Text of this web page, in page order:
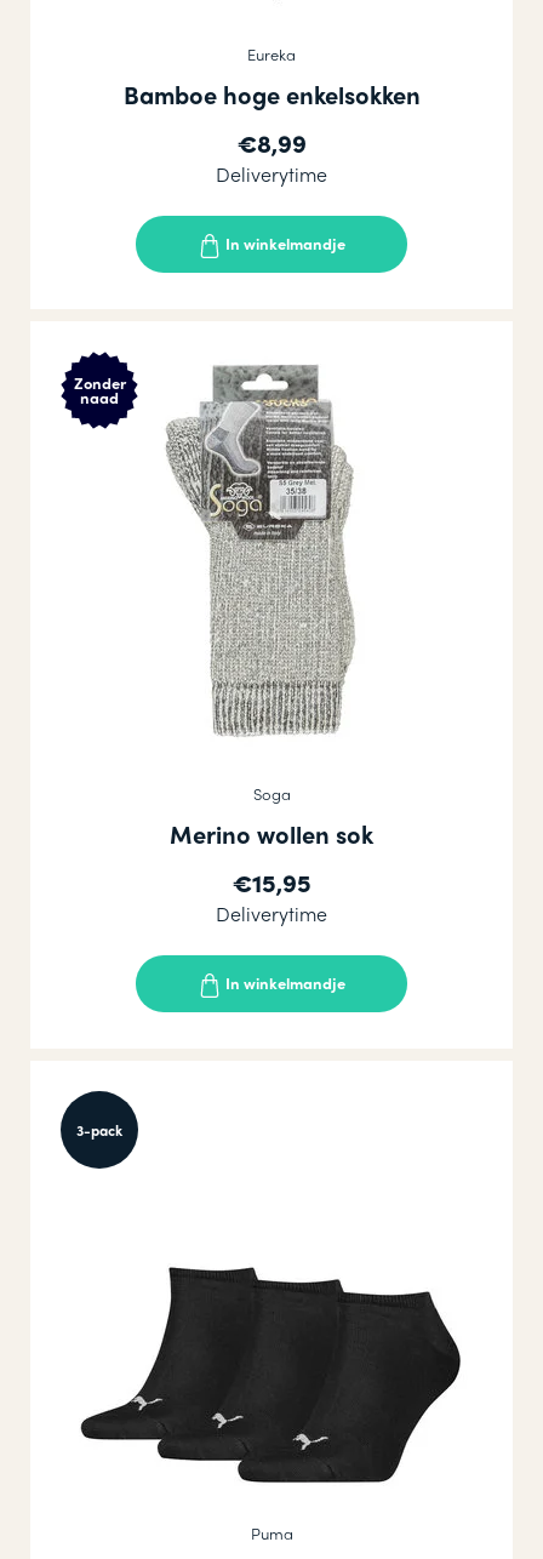
Eureka
Bamboe hoge enkelsokken
€8,99
Deliverytime
In winkelmandje
Zonder
naad
Soga
Merino wollen sok
€15,95
Deliverytime
In winkelmandje
3-pack
Puma